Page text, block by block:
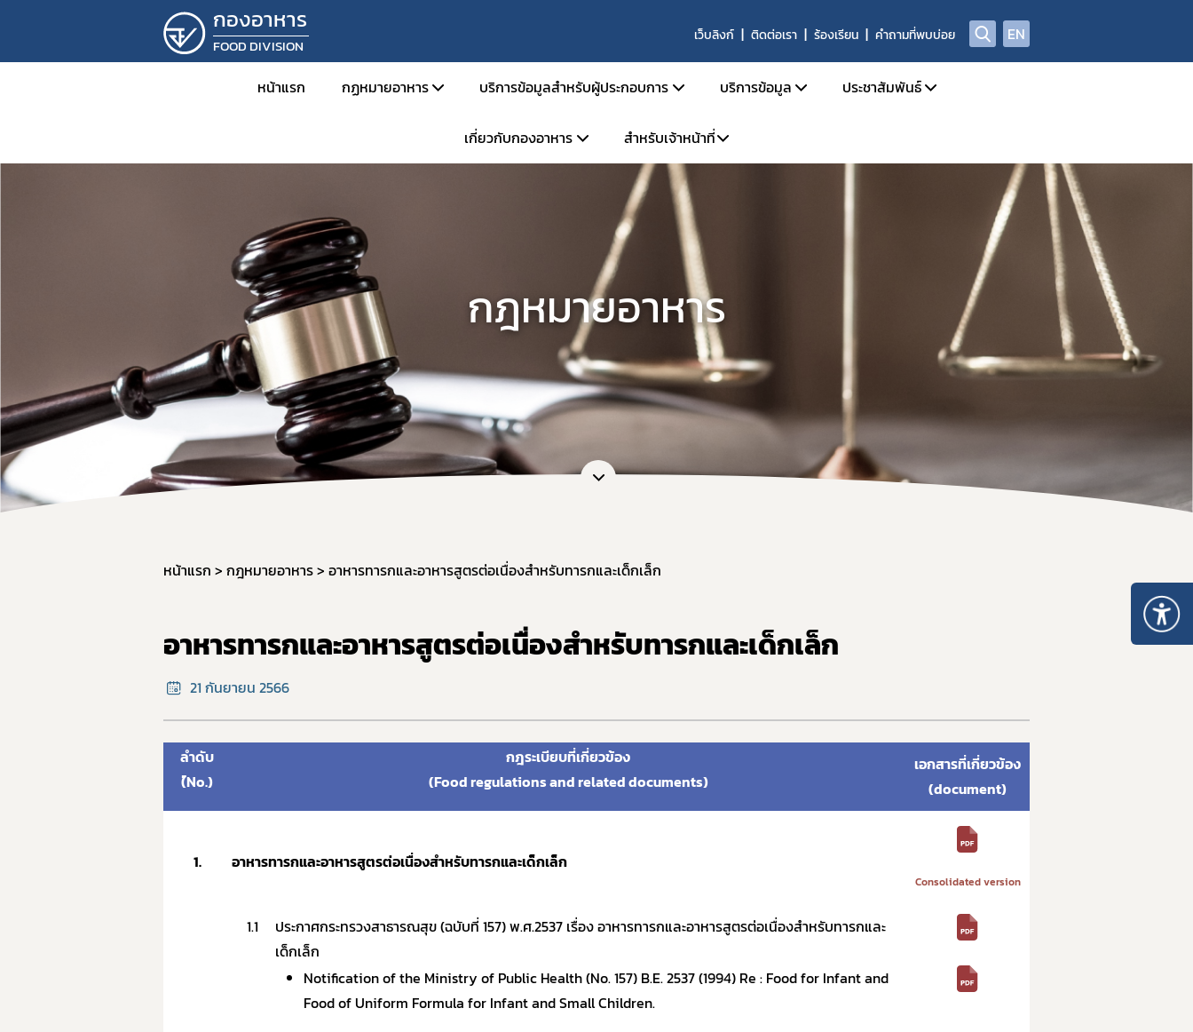
กองอาหาร
FOOD DIVISION
เว็บลิงก์ ติดต่อเรา ร้องเรียน คำถามที่พบบ่อย EN
หน้าแรก กฏหมายอาหาร
ข่าวสารด้านกฎหมายอาหาร
ประกาศสำนักงานคณะกรรมการอาหารและยา
ระเบียบสำนักงานคณะกรรมการอาหารและยา
คำสั่งสำนักงานคณะกรรมการอาหารและยา
คำสั่งคณะกรรมการอาหาร
ผลิตภัณฑ์อาหาร
วัตถุเจือปนอาหาร
การใช้จุลินทรีย์โพรไบโอติกในอาหาร
มาตรฐานอาหารด้านจุลินทรีย์ที่ทำให้เกิดโรค
มาตรฐานอาหารที่มีสารพิษ-ยาสัตว์ตกค้าง
อาหารที่ห้ามผลิต นำเข้า หรือจำหน่าย
บริการข้อมูลสำหรับผู้ประกอบการ
คู่มือสำหรับประชาชน
การยื่นขออนุญาตด้านอาหาร
การขออนุญาต อย. สำหรับผลิตภัณฑ์ TOP HIT
หลักเกณฑ์ / ข้อกำหนด
ระบบ e-Submission
ระบบเลขเสมือน (FM,FG)
ระบบให้คำปรึกษาออนไลน์ (e-consult)
โปรแกรมสำหรับผู้ประกอบการ
หน่วยตรวจหรือหน่วยรับรองสถานที่ผลิตอาหาร
หน่วยตรวจวิเคราะห์อาหาร/ ภาชนะบรรจุอาหาร
หน่วยฝึกอบรมที่ขึ้นบัญชีกับ อย.
ข้อมูลการขออนุญาตผู้ประกอบการเศรษฐกิจฐานราก ให้ได้มาตรฐาน อย. และส่งออก
บริการข้อมูล
ตรวจสอบการอนุญาตผลิตภัณฑ์อาหาร
ผลิตภัณฑ์อาหารที่ผิดกฎหมาย และถูกถอนเลขสารบบ
ผู้เชี่ยวชาญ องค์กรผู้เชี่ยวชาญฯ ที่ขึ้นบัญชีกับ อย.
ประชาสัมพันธ์
ข่าวสารประชาสัมพันธ์
ข่าวสารด้านกฎหมายอาหาร
ข่าวสารด้านความปลอดภัยอาหาร
เกี่ยวกับกองอาหาร
การดำเนินงานองค์กรคุณธรรมต้นแบบ
สำหรับเจ้าหน้าที่
ระบบ e-saraban
จองห้องประชุม
แบบฟอร์ม
กฎหมายอาหาร
หน้าแรก กฎหมายอาหาร อาหารทารกและอาหารสูตรต่อเนื่องสำหรับทารกและเด็กเล็ก
อาหารทารกและอาหารสูตรต่อเนื่องสำหรับทารกและเด็กเล็ก
21 กันยายน 2566
ลำดับ
(์No.)
กฎระเบียบที่เกี่ยวข้อง
(Food regulations and related documents)
เอกสารที่เกี่ยวข้อง
(document)
1. อาหารทารกและอาหารสูตรต่อเนื่องสำหรับทารกและเด็กเล็ก
Consolidated version
1.1
ประกาศกระทรวงสาธารณสุข (ฉบับที่ 157) พ.ศ.2537 เรื่อง อาหารทารกและอาหารสูตรต่อเนื่องสำหรับทารกและ
เด็กเล็ก
Notification of the Ministry of Public Health (No. 157) B.E. 2537 (1994) Re : Food for Infant and
Food of Uniform Formula for Infant and Small Children.